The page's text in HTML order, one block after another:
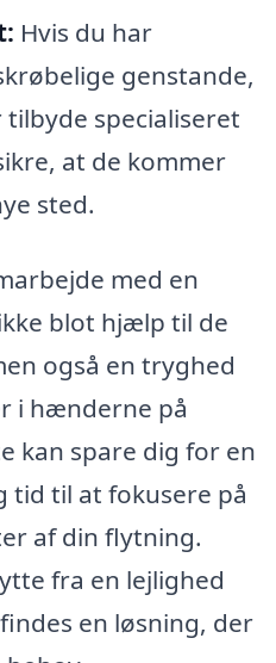
Hvis du har
genstande,
specialiseret
at de kommer
sted.
med en
blot hjælp til de
også en tryghed
i hænderne på
kan spare dig for en
tid til at fokusere på
af din flytning.
fra en lejlighed
en løsning, der